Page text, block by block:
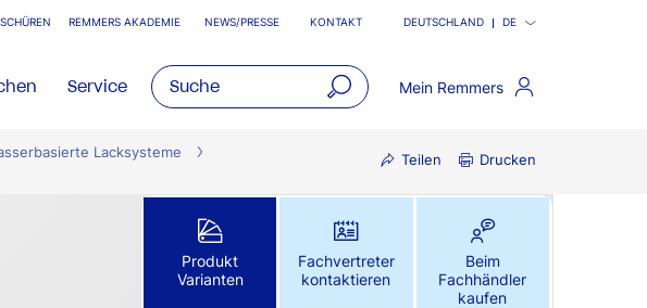
REMMERS AKADEMIE NEWS/PRESSE KONTAKT DEUTSCHLAND DE
Service Mein Remmers
Lacksysteme
Teilen Drucken
Produkt
Varianten
Fachvertreter
kontaktieren
Beim
Fachhändler
kaufen